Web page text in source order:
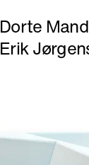
Dorte
Erik